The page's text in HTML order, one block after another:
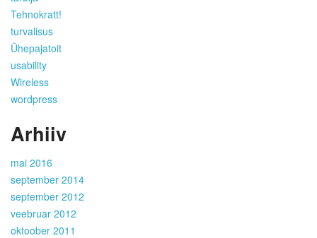
Tehnokratt!
turvalisus
Ühepajatoit
usability
Wireless
wordpress
Arhiiv
mai 2016
september 2014
september 2012
veebruar 2012
oktoober 2011